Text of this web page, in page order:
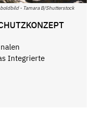
- Tamara B/Shutterstock
Integrierte